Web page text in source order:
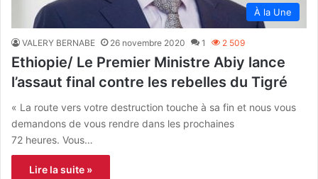
À la Une
VALERY BERNABE 26 novembre 2020 1 2 509
Ethiopie/ Le Premier Ministre Abiy lance
l’assaut final contre les rebelles du Tigré
« La route vers votre destruction touche à sa fin et nous vous
demandons de vous rendre dans les prochaines
72 heures. Vous…
Lire la suite »